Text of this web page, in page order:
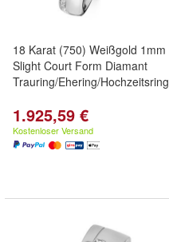
18 Karat (750) Weißgold 1mm
Slight Court Form Diamant
Trauring/Ehering/Hochzeitsring
1.925,59 €
Kostenloser Versand